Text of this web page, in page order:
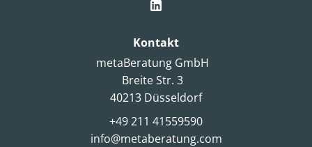
Kontakt
metaBeratung GmbH
Breite Str. 3
40213 Düsseldorf
+49 211 41559590
info@metaberatung.com